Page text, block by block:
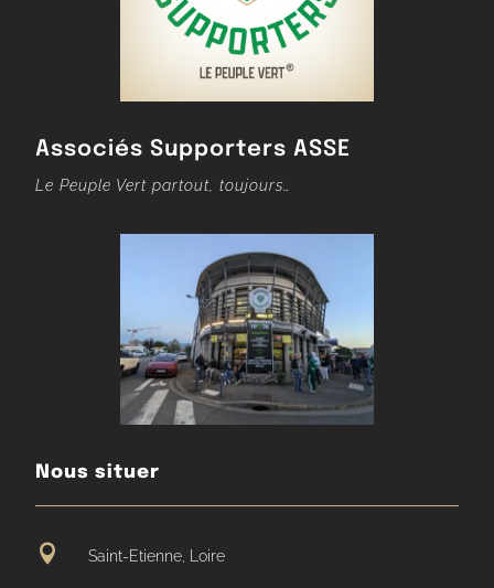
Associés Supporters ASSE
Le Peuple Vert partout, toujours…
Nous situer
 Saint-Etienne, Loire